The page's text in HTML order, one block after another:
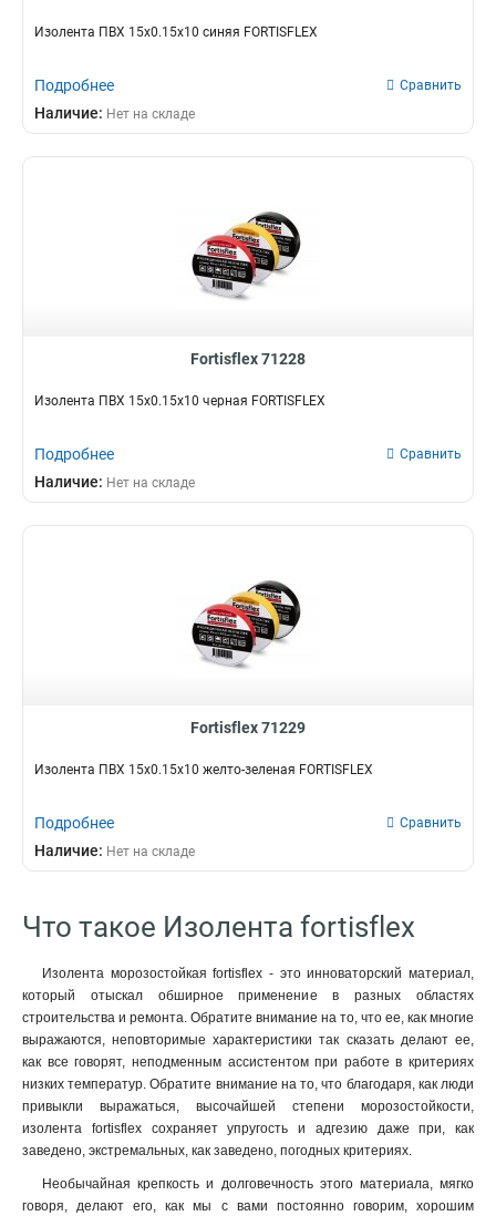
Изолента ПВХ 15х0.15х10 синяя FORTISFLEX
Подробнее Сравнить
Наличие: Нет на складе
Fortisflex 71228
Изолента ПВХ 15х0.15х10 черная FORTISFLEX
Подробнее Сравнить
Наличие: Нет на складе
Fortisflex 71229
Изолента ПВХ 15х0.15х10 желто-зеленая FORTISFLEX
Подробнее Сравнить
Наличие: Нет на складе
Что такое Изолента fortisflex
Изолента морозостойкая fortisflex - это инноваторский материал,
который отыскал обширное применение в разных областях
строительства и ремонта. Обратите внимание на то, что ее, как многие
выражаются, неповторимые характеристики так сказать делают ее,
как все говорят, неподменным ассистентом при работе в критериях
низких температур. Обратите внимание на то, что благодаря, как люди
привыкли выражаться, высочайшей степени морозостойкости,
изолента fortisflex сохраняет упругость и адгезию даже при, как
заведено, экстремальных, как заведено, погодных критериях.
Необычайная крепкость и долговечность этого материала, мягко
говоря, делают его, как мы с вами постоянно говорим, хорошим